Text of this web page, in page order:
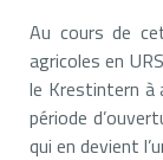
Au cours de
agricoles en
le Krestintern à
période
qui en devient